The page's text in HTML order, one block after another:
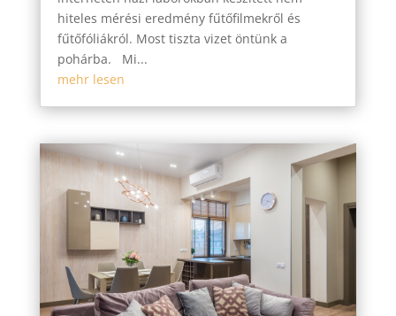
hiteles mérési eredmény fűtőfilmekről és
fűtőfóliákról. Most tiszta vizet öntünk a
pohárba. Mi...
mehr lesen